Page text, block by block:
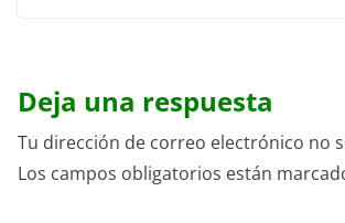
Deja una respuesta
Tu dirección de correo electrónico no
Los campos obligatorios están